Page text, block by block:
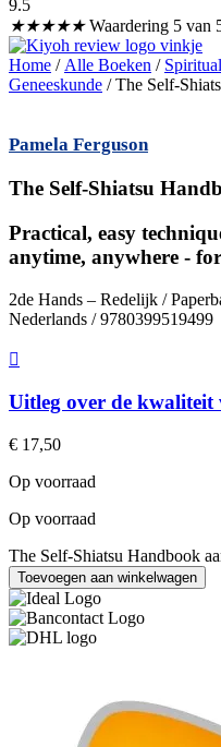
9.5
★★★★★ Waardering 5 van
Home / Alle Boeken /
Geneeskunde / The Self-
Pamela Ferguson
The Self-Shiatsu
Practical, easy
anytime, anywhere -
2de Hands – Redelijk /
Nederlands / 9780399519499
Uitleg over de kwaliteit
€ 17,50
Op voorraad
Op voorraad
The Self-Shiatsu Handbook
Toevoegen aan winkelwagen